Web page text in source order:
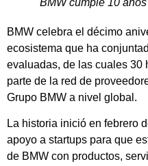
BMW celebra el décimo
ecosistema que ha
evaluadas, de las cuales 30
parte de la red de
Grupo BMW a nivel global.
La historia inició en febrero
apoyo a startups para que
de BMW con productos,